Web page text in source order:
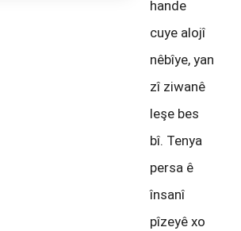
hande
cuye alojî
nêbîye, yan
zî ziwanê
leşe bes
bî. Tenya
persa ê
însanî
pîzeyê xo